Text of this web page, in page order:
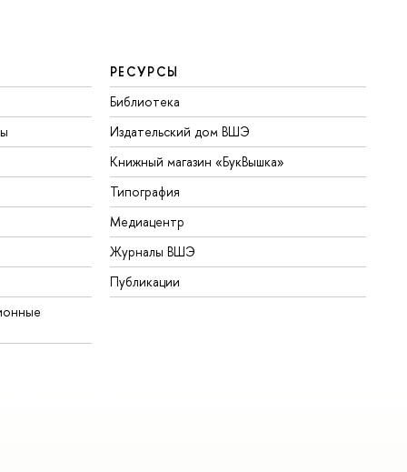
РЕСУРСЫ
Библиотека
Издательский дом ВШЭ
Книжный магазин «БукВышка»
Типография
Медиацентр
Журналы ВШЭ
Публикации